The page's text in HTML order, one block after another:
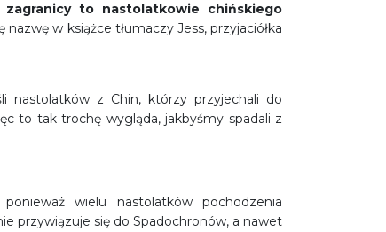
to nastolatkowie chińskiego
w książce tłumaczy Jess, przyjaciółka
nastolatków z Chin, którzy przyjechali do
to tak trochę wygląda, jakbyśmy spadali z
wielu nastolatków pochodzenia
przywiązuje się do Spadochronów, a nawet